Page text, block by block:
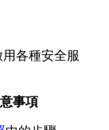
用各種安全服
事項